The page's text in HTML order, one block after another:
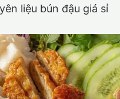
liệu bún đậu giá sỉ